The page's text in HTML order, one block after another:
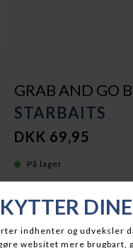
GRAB AND GO
STARBAITS
DKK 69,95
På lager